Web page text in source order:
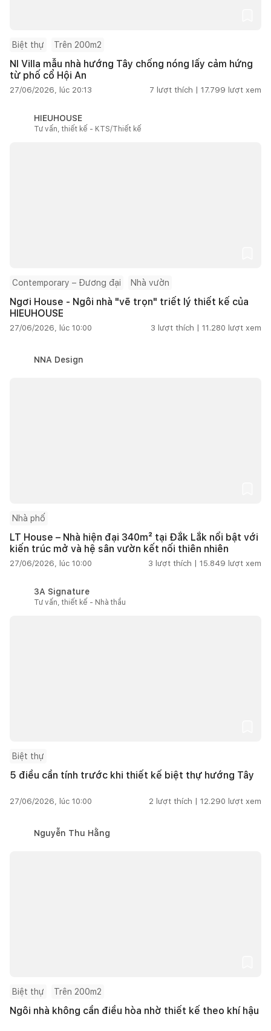
Biệt thự Trên 200m2
NI Villa mẫu nhà hướng Tây chống nóng lấy cảm hứng
từ phố cổ Hội An
27/06/2026, lúc 20:13 7 lượt thích | 17.799 lượt xem
HIEUHOUSE
Tư vấn, thiết kế - KTS/Thiết kế
Contemporary – Đương đại Nhà vườn
Ngơi House - Ngôi nhà "vẽ trọn" triết lý thiết kế của
HIEUHOUSE
27/06/2026, lúc 10:00 3 lượt thích | 11.280 lượt xem
NNA Design
Nhà phố
LT House – Nhà hiện đại 340m² tại Đắk Lắk nổi bật với
kiến trúc mở và hệ sân vườn kết nối thiên nhiên
27/06/2026, lúc 10:00 3 lượt thích | 15.849 lượt xem
3A Signature
Tư vấn, thiết kế - Nhà thầu
Biệt thự
5 điều cần tính trước khi thiết kế biệt thự hướng Tây
27/06/2026, lúc 10:00 2 lượt thích | 12.290 lượt xem
Nguyễn Thu Hằng
Biệt thự Trên 200m2
Ngôi nhà không cần điều hòa nhờ thiết kế theo khí hậu